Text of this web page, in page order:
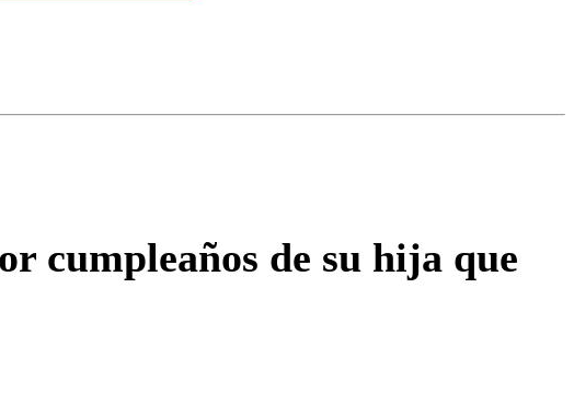
cumpleaños de su hija que